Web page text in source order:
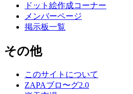
ドット絵作成コーナー
メンバーページ
掲示板一覧
その他
このサイトについて
ZAPAブロ〜グ2.0